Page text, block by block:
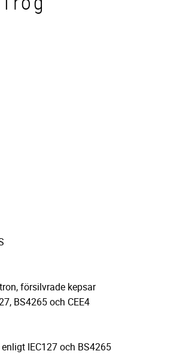
försilvrade kepsar
BS4265 och CEE4
IEC127 och BS4265